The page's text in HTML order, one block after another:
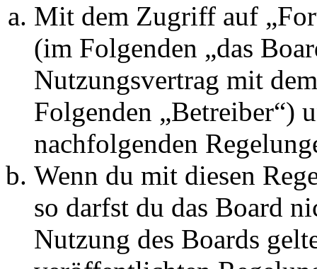
Mit dem Zugriff auf
(im Folgenden „das
Nutzungsvertrag mit
Folgenden „Betreiber“)
nachfolgenden
Wenn du mit diesen
so darfst du das Board
Nutzung des Boards